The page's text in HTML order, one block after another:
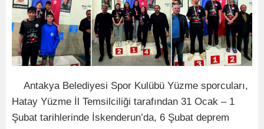
Antakya Belediyesi Spor Kulübü Yüzme sporcuları,
Hatay Yüzme İl Temsilciliği tarafından 31 Ocak – 1
Şubat tarihlerinde İskenderun’da, 6 Şubat deprem